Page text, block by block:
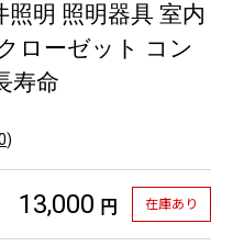
明 照明器具 室内
ローゼット コン
寿命
)
13,000 円 在庫あり